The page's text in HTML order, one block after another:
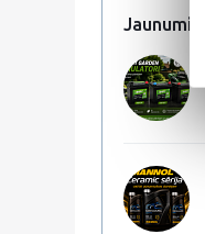
Jaunumi